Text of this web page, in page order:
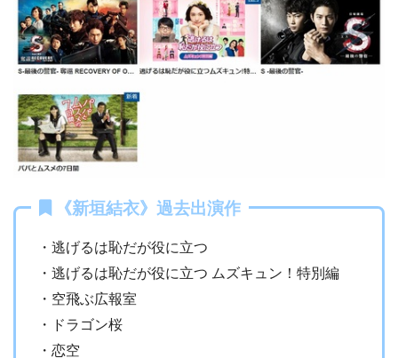
《新垣結衣》過去出演作
・逃げるは恥だが役に立つ
・逃げるは恥だが役に立つ ムズキュン！特別編
・空飛ぶ広報室
・ドラゴン桜
・恋空